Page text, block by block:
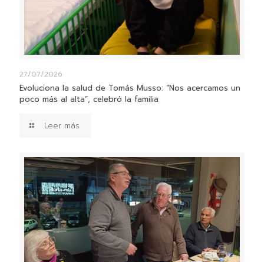
27/07/2026
Evoluciona la salud de Tomás Musso: “Nos acercamos un
poco más al alta”, celebró la familia
Leer más